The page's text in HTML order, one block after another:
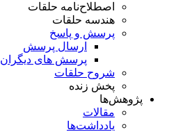
اصطلاح‌نامه حلقات
هندسه حلقات
پرسش و پاسخ
ارسال پرسش
پرسش های دیگران
شروح حلقات
پخش زنده
پژوهش‌ها
مقالات
یادداشت‌ها